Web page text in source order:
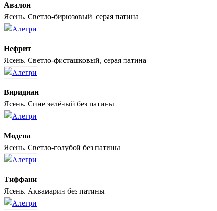
Авалон
Ясень. Светло-бирюзовый, серая патина
Нефрит
Ясень. Светло-фисташковый, серая патина
Виридиан
Ясень. Сине-зелёный без патины
Модена
Ясень. Светло-голубой без патины
Тиффани
Ясень. Аквамарин без патины